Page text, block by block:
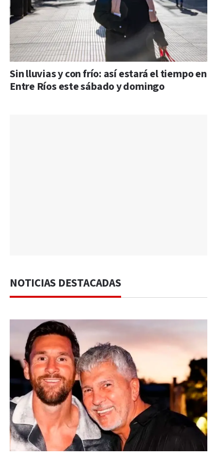
Sin lluvias y con frío: así estará el tiempo en
Entre Ríos este sábado y domingo
NOTICIAS DESTACADAS